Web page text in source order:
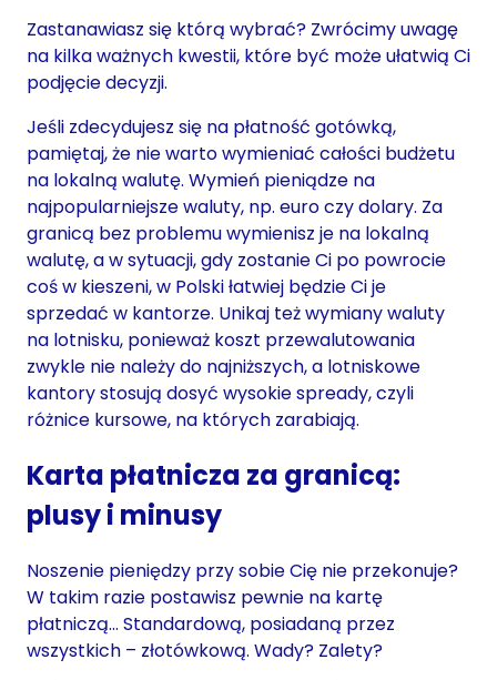
Zastanawiasz się którą wybrać? Zwrócimy uwagę
na kilka ważnych kwestii, które być może ułatwią Ci
podjęcie decyzji.
Jeśli zdecydujesz się na płatność gotówką,
pamiętaj, że nie warto wymieniać całości budżetu
na lokalną walutę. Wymień pieniądze na
najpopularniejsze waluty, np. euro czy dolary. Za
granicą bez problemu wymienisz je na lokalną
walutę, a w sytuacji, gdy zostanie Ci po powrocie
coś w kieszeni, w Polski łatwiej będzie Ci je
sprzedać w kantorze. Unikaj też wymiany waluty
na lotnisku, ponieważ koszt przewalutowania
zwykle nie należy do najniższych, a lotniskowe
kantory stosują dosyć wysokie spready, czyli
różnice kursowe, na których zarabiają.
Karta płatnicza za granicą:
plusy i minusy
Noszenie pieniędzy przy sobie Cię nie przekonuje?
W takim razie postawisz pewnie na kartę
płatniczą… Standardową, posiadaną przez
wszystkich – złotówkową. Wady? Zalety?